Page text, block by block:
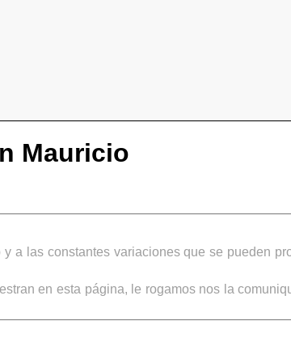
Mauricio
a las constantes variaciones que se pueden
en esta página, le rogamos nos la